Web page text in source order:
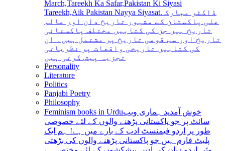
March,Tareekh Ka Safar,Pakistan Ki Siyasi
Tareekh,Aik Pakistan Nayya Siyasat. ڈاکٹر مبارک
علی پاکستان کے مشہور تاریخ دان اور عالم
تاریخ ہیں جن کی کتابیں مختلف پاکستانی
تاریخ اور سب قومی تاریخ پر مشتمل ہیں۔ ان
کی کتابیں تاریخی واقعات پر نظریاتی
تجزیہ پیش کرتی ہیں
Personality
Literature
Politics
Panjabi Poetry
Philosophy
Feminism books in Urduخوش آمدید ہماری ویب
سائٹ پر جو پاکستانی پڑھنے والوں کے لئے خصوصی
طور پر اردو فیمنسٹ ادب کے بارے میں ہے! ہم ایک
پلیٹ فارم ہیں جو پاکستانی پڑھنے والوں کی بڑھتی